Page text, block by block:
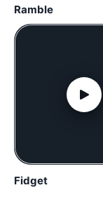
Ramble
Fidget